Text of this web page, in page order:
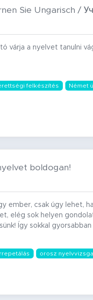
Sie Ungarisch /
várja a nyelvet tanulni
felkészítés Német
boldogan!
ember, csak úgy lehet,
elég sok helyen
Így sokkal
orosz nyelvvizsga